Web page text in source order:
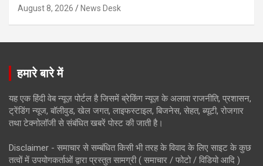
August 8, 2026 News Desk
हमारे बारे में
यह एक हिंदी वेब न्यूज़ पोर्टल है जिसमें ब्रेकिंग न्यूज़ के अलावा राजनीति, प्रशासन,
ट्रेंडिंग न्यूज, बॉलीवुड, खेल जगत, लाइफस्टाइल, बिजनेस, सेहत, ब्यूटी, रोजगार
तथा टेक्नोलॉजी से संबंधित खबरें पोस्ट की जाती है।
Disclaimer - समाचार से सम्बंधित किसी भी तरह के विवाद के लिए साइट के कुछ
तत्वों में उपयोगकर्ताओं द्वारा प्रस्तुत सामग्री ( समाचार / फोटो / विडियो आदि )